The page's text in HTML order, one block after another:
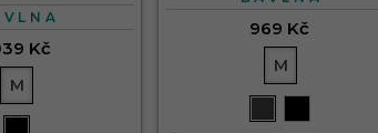
Kč
M
969 Kč
M